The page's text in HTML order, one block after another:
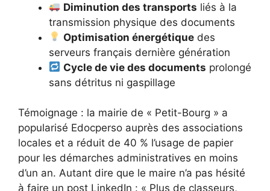
Diminution des transports liés à la
transmission physique des documents
Optimisation énergétique des
serveurs français dernière génération
Cycle de vie des documents prolongé
sans détritus ni gaspillage
Témoignage : la mairie de « Petit-Bourg » a
popularisé Edocperso auprès des associations
locales et a réduit de 40 % l’usage de papier
pour les démarches administratives en moins
d’un an. Autant dire que le maire n’a pas hésité
à faire un post LinkedIn : « Plus de classeurs,